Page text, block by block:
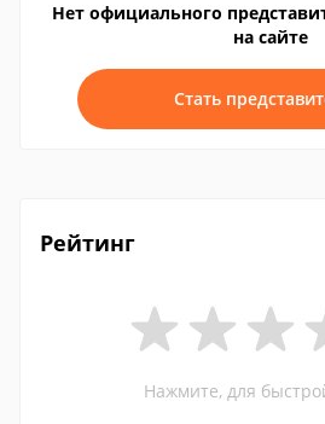
Нет официального
на сайте
Стать
Рейтинг
Нажмите, для